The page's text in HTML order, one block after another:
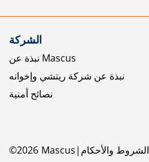
الشركة
نبذة عن Mascus
نبذة عن شركة ريتشي وإخوانه
نصائح أمنية
©2026 Mascus الشروط والأحكام